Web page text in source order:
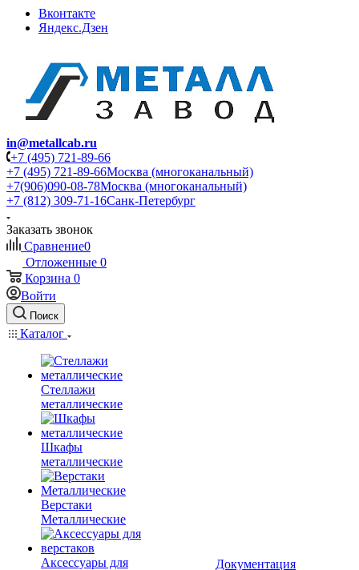
Вконтакте
Яндекс.Дзен
in@metallcab.ru
+7 (495) 721-89-66
+7 (495) 721-89-66Москва (многоканальный)
+7(906)090-08-78Москва (многоканальный)
+7 (812) 309-71-16Санк-Петербург
Заказать звонок
Сравнение0
Отложенные 0
Корзина 0
Войти
Поиск
Каталог
Стеллажи
металлические
Шкафы
металлические
Верстаки
Металлические
Аксессуары для
Документация